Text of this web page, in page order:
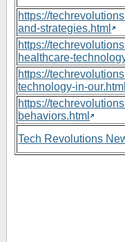
https://
and-strategies.html
https://
healthcare-
https://
technology-in-
https://
behaviors.html
Tech Revolutions